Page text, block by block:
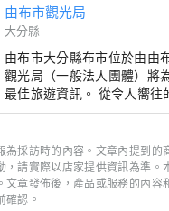
由布市觀光局
大分縣
由布市大分縣布市位於由由
觀光局（一般法人團體）將
最佳旅遊資訊。 從令人嚮往的由布院溫泉，到
充滿懷舊氣息的湯平溫泉，
湧水——我們這些熱愛本地
些地方，為您提供住宿、美
的旅程將從位於JR由布院站
訊中心開始。我們希望您的
為採訪時的內容。文章內提到的
，請實際以店家提供資訊為準。
文章發佈後，產品或服務的內容
確認。